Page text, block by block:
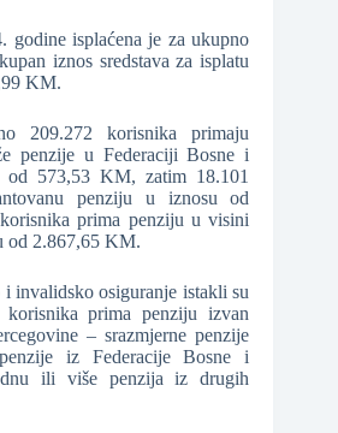
godine isplaćena je za ukupno
iznos sredstava za isplatu
KM.
209.272 korisnika primaju
penzije u Federaciji Bosne i
od 573,53 KM, zatim 18.101
penziju u iznosu od
prima penziju u visini
od 2.867,65 KM.
invalidsko osiguranje istakli su
prima penziju izvan
– srazmjerne penzije
iz Federacije Bosne i
ili više penzija iz drugih